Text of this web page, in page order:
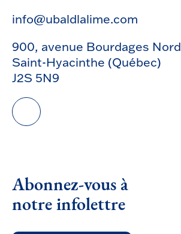
info@ubaldlalime.com
900, avenue Bourdages Nord
Saint-Hyacinthe (Québec)
J2S 5N9
Abonnez-vous à
notre infolettre